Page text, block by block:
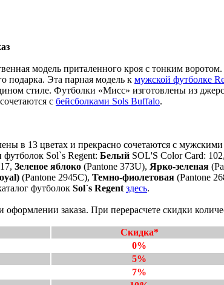
модель приталенного кроя с тонким
подарка. Эта парная модель к мужской футболке
стиле. Футболки «Мисс» изготовлены из
с бейсболками Sols Buffalo.
в 13 цветах и прекрасно сочетаются с
Sol`s Regent: Белый SOL'S Color Card: 102,
Зеленое яблоко (Pantone 373U), Ярко-зеленая
(Pantone 2945C), Темно-фиолетовая (Pantone
футболок Sol`s Regent здесь.
заказа. При перерасчете скидки
Скидка*
0%
5%
7%